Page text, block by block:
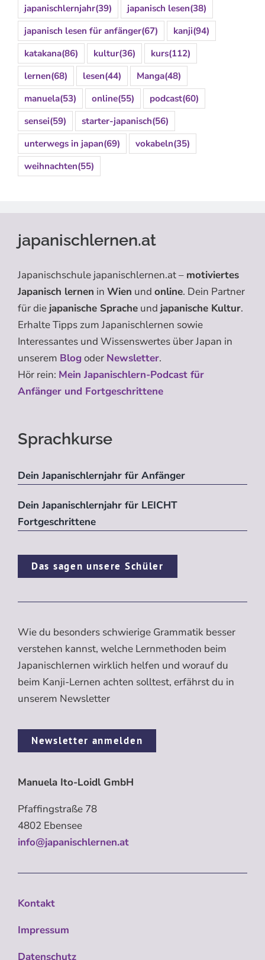
japanischlernjahr(39) japanisch lesen(38)
japanisch lesen für anfänger(67) kanji(94)
katakana(86) kultur(36) kurs(112)
lernen(68) lesen(44) Manga(48)
manuela(53) online(55) podcast(60)
sensei(59) starter-japanisch(56)
unterwegs in japan(69) vokabeln(35)
weihnachten(55)
japanischlernen.at
Japanischschule japanischlernen.at – motiviertes
Japanisch lernen in Wien und online. Dein Partner
für die japanische Sprache und japanische Kultur.
Erhalte Tipps zum Japanischlernen sowie
Interessantes und Wissenswertes über Japan in
unserem Blogoder Newsletter.
Hör rein: Mein Japanischlern-Podcast für
Anfänger und Fortgeschrittene
Sprachkurse
Dein Japanischlernjahr für Anfänger
Dein Japanischlernjahr für LEICHT
Fortgeschrittene
Das sagen unsere Schüler
Wie du besonders schwierige Grammatik besser
verstehen kannst, welche Lernmethoden beim
Japanischlernen wirklich helfen und worauf du
beim Kanji-Lernen achten solltest, erfährst du in
unserem Newsletter
Newsletter anmelden
Manuela Ito-Loidl GmbH
Pfaffingstraße 78
4802 Ebensee
info@japanischlernen.at
Kontakt
Impressum
Datenschutz